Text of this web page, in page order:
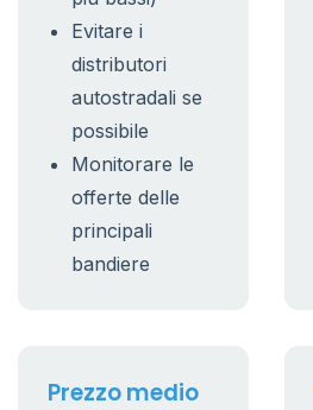
Evitare i
distributori
autostradali se
possibile
Monitorare le
offerte delle
principali
bandiere
Prezzo medio